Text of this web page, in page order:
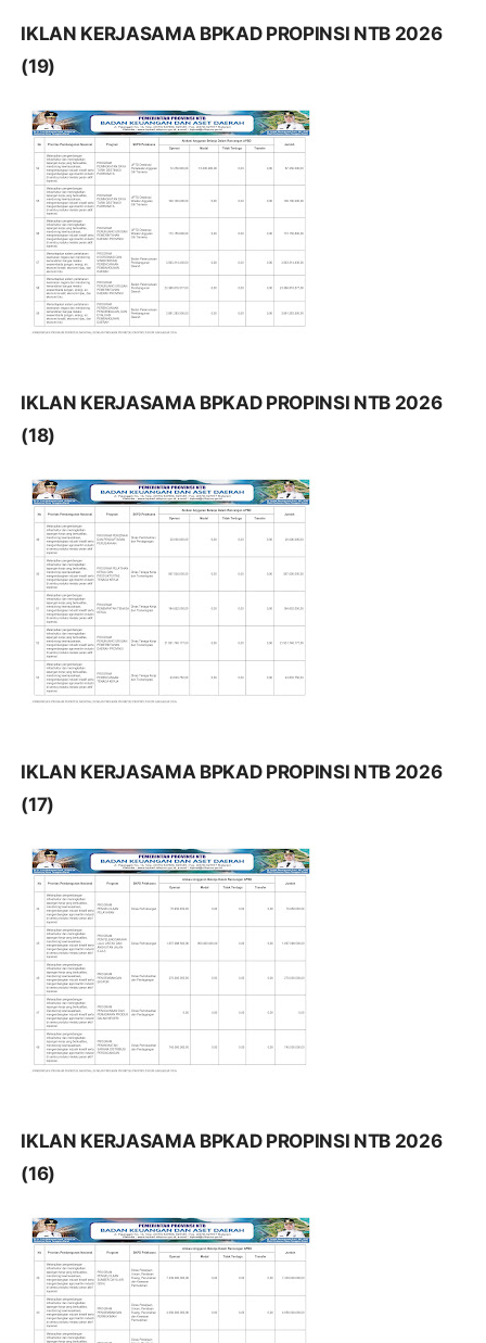
IKLAN KERJASAMA BPKAD PROPINSI NTB 2026
(19)
IKLAN KERJASAMA BPKAD PROPINSI NTB 2026
(18)
IKLAN KERJASAMA BPKAD PROPINSI NTB 2026
(17)
IKLAN KERJASAMA BPKAD PROPINSI NTB 2026
(16)